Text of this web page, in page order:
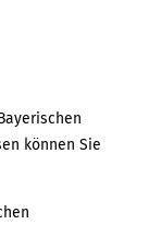
können Sie